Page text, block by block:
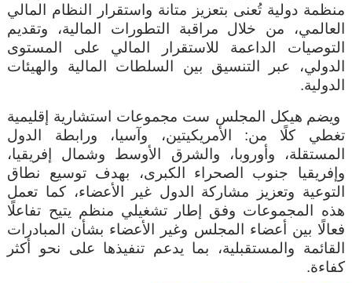
منظمة دولية تُعنى بتعزيز متانة واستقرار النظام المالي
العالمي، من خلال مراقبة التطورات المالية، وتقديم
التوصيات الداعمة للاستقرار المالي على المستوى
الدولي، عبر التنسيق بين السلطات المالية والهيئات
الدولية.
ويضم هيكل المجلس ست مجموعات استشارية إقليمية
تغطي كلًا من: الأمريكيتين، وآسيا، ورابطة الدول
المستقلة، وأوروبا، والشرق الأوسط وشمال إفريقيا،
وإفريقيا جنوب الصحراء الكبرى، بهدف توسيع نطاق
التوعية وتعزيز مشاركة الدول غير الأعضاء، كما تعمل
هذه المجموعات وفق إطار تشغيلي منظم يتيح تفاعلًا
فعالًا بين أعضاء المجلس وغير الأعضاء بشأن المبادرات
القائمة والمستقبلية، بما يدعم تنفيذها على نحو أكثر
كفاءة.